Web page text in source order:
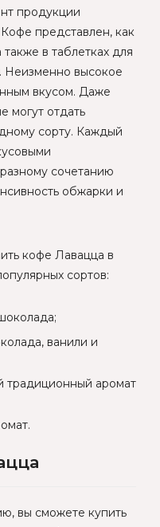
продукции
представлен, как
в таблетках для
Неизменно высокое
вкусом. Даже
могут отдать
сорту. Каждый
сочетанию
обжарки и
кофе Лавацца в
сортов:
ванили и
традиционный аромат
вы сможете купить